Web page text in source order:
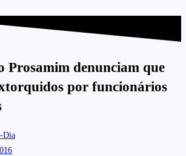
Prosamim denunciam que
por funcionários
Dia